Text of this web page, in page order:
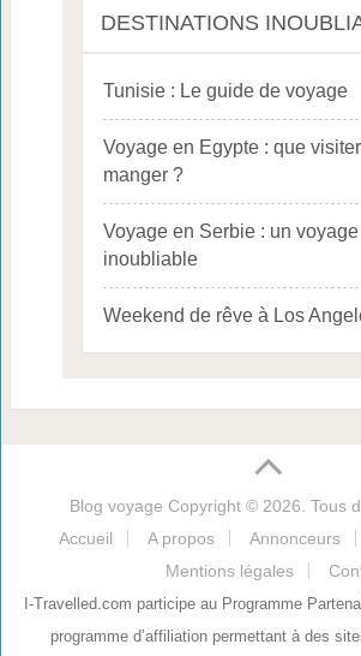
DESTINATIONS
Tunisie : Le guide de voyage
Voyage en Egypte : que
manger ?
Voyage en Serbie : un voyage
inoubliable
Weekend de rêve à Los
Blog voyage Copyright © 2026. Tous
Accueil
A propos Annonceurs
Mentions légales
I-Travelled.com participe au Programme
programme d’affiliation permettant à des